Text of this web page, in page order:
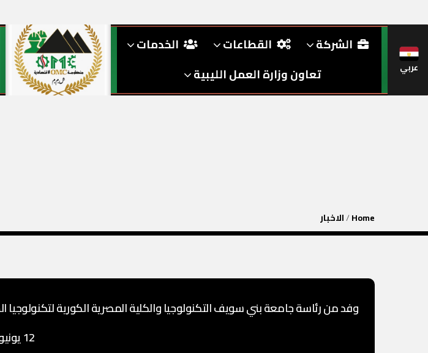
عربي
الشركة القطاعات
الخدمات
تعاون وزارة العمل الليبية
Home
/الاخبار
وفد من رئاسة جامعة بني سويف التكنولوجيا والكلية المصرية الكورية لتكنولوجيا
12 يونيو